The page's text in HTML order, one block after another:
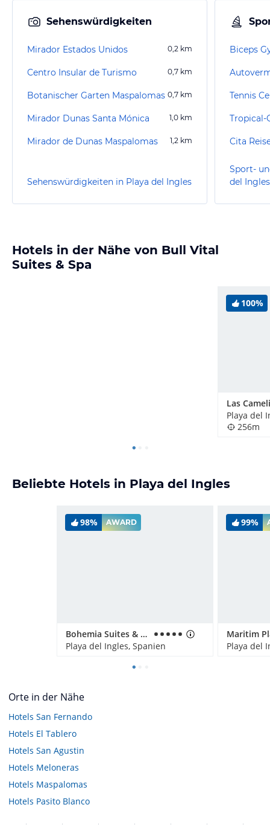
Sehenswürdigkeiten
Mirador Estados Unidos 0,2 km
Centro Insular de Turismo 0,7 km
Botanischer Garten Maspalomas 0,7 km
Mirador Dunas Santa Mónica 1,0 km
Mirador de Dunas Maspalomas 1,2 km
Sehenswürdigkeiten in Playa del Ingles
Biceps
Tennis
Tropical-
Cita
Sport-
del Ingles
Hotels in der Nähe von Bull Vital
Suites & Spa
100%
Las
Playa del
256m
Beliebte Hotels in Playa del Ingles
98% AWARD
Bohemia Suites & Spa - Adults only
Playa del Ingles, Spanien
99%
Maritim
Playa del
Orte in der Nähe
Hotels San Fernando
Hotels El Tablero
Hotels San Agustin
Hotels Meloneras
Hotels Maspalomas
Hotels Pasito Blanco